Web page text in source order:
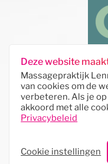
sitemap|contact|
voorwaarden|
Deze website
Massagepraktijk
van cookies om de
verbeteren. Als je
akkoord met alle
Privacybeleid
Cookie instellingen